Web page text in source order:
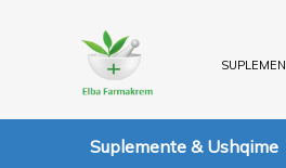
Suplemente & Ushqime